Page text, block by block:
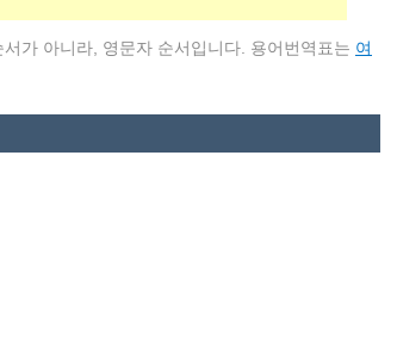
가 아니라, 영문자 순서입니다. 용어번역표는 여